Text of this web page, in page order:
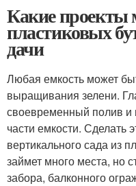
Какие проекты
пластиковых
дачи
Любая емкость может
выращивания зелени.
своевременный полив и
части емкости. Сделать
вертикального сада из
займет много места, но
забора, балконного